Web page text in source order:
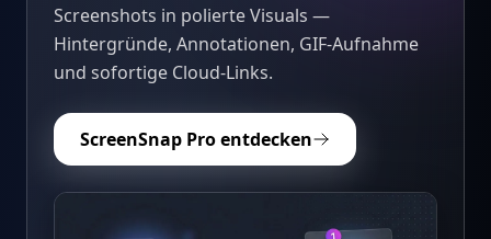
Screenshots in polierte Visuals —
Hintergründe, Annotationen, GIF-Aufnahme
und sofortige Cloud-Links.
ScreenSnap Pro entdecken